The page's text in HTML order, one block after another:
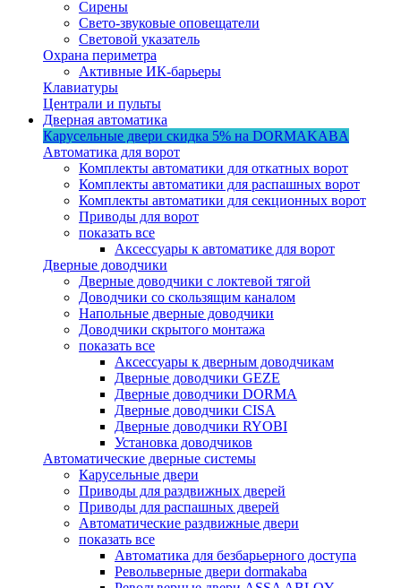
Сирены
Свето-звуковые оповещатели
Световой указатель
Охрана периметра
Активные ИК-барьеры
Клавиатуры
Централи и пульты
Дверная автоматика
Карусельные двери скидка 5% на DORMAKABA
Автоматика для ворот
Комплекты автоматики для откатных ворот
Комплекты автоматики для распашных ворот
Комплекты автоматики для секционных ворот
Приводы для ворот
показать все
Аксессуары к автоматике для ворот
Дверные доводчики
Дверные доводчики с локтевой тягой
Доводчики со скользящим каналом
Напольные дверные доводчики
Доводчики скрытого монтажа
показать все
Аксессуары к дверным доводчикам
Дверные доводчики GEZE
Дверные доводчики DORMA
Дверные доводчики CISA
Дверные доводчики RYOBI
Установка доводчиков
Автоматические дверные системы
Карусельные двери
Приводы для раздвижных дверей
Приводы для распашных дверей
Автоматические раздвижные двери
показать все
Автоматика для безбарьерного доступа
Револьверные двери dormakaba